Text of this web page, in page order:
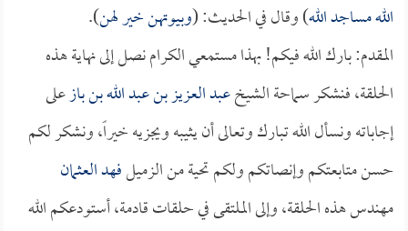
الله مساجد الله) وقال في الحديث: (وبيوتهن خير لهن).
المقدم: بارك الله فيكم! بهذا مستمعي الكرام نصل إلى نهاية هذه
الحلقة، فنشكر سماحة الشيخعبد العزيز بن عبد الله بن بازعلى
إجاباته ونسأل الله تبارك وتعالى أن يثيبه ويجزيه خيراً، ونشكر لكم
حسن متابعتكم وإنصاتكم ولكم تحية من الزميلفهد العثمان
مهندس هذه الحلقة، وإلى الملتقى في حلقات قادمة، أستودعكم الله